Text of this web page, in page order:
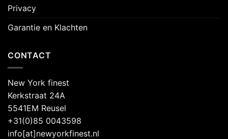
Privacy
Garantie en Klachten
CONTACT
New York finest
Kerkstraat 24A
5541EM Reusel
+31(0)85 0043598
info[at]newyorkfinest.nl